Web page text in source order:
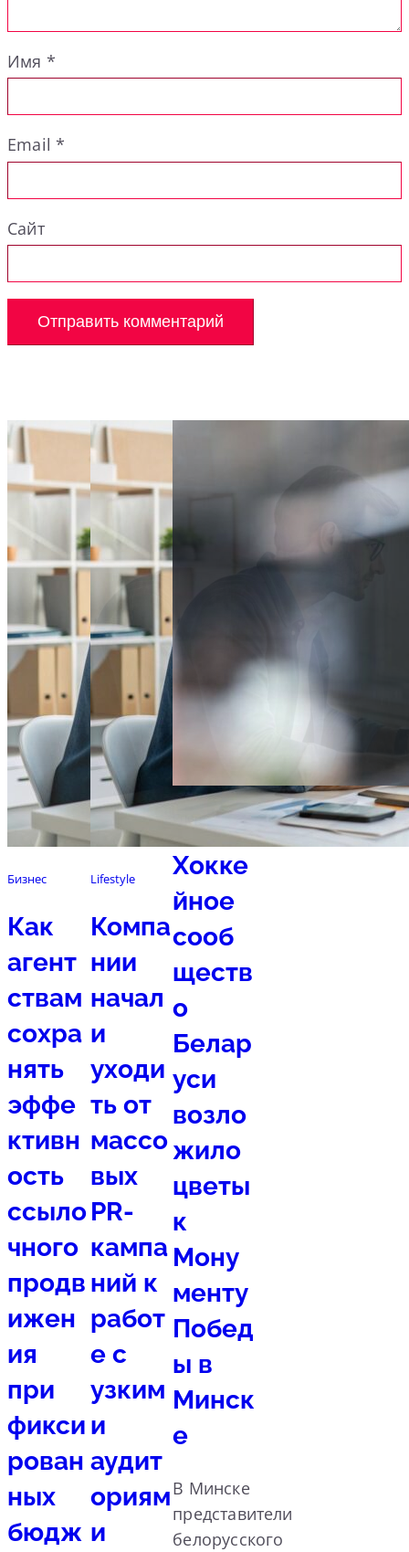
Имя *
Email*
Сайт
Бизнес
Как
агент
ствам
сохра
нять
эффе
ктивн
ость
ссыло
чного
продв
ижен
ия
при
фикси
рован
ных
бюдж
Lifestyle
Компа
нии
начал
и
уходи
ть от
массо
вых
PR-
кампа
ний к
работ
е с
узким
и
аудит
ориям
и
Спорт
Хокке
йное
сооб
ществ
о
Белар
уси
возло
жило
цветы
к
Мону
менту
Побед
ы в
Минск
е
В Минске
представители
белорусского